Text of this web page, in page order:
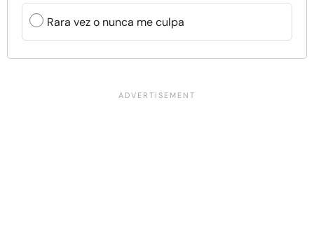
Rara vez o nunca me culpa